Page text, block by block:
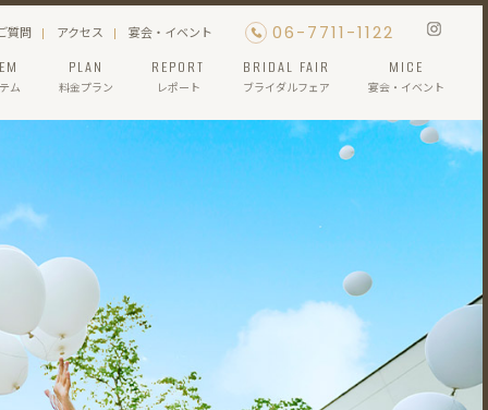
ム
PLAN
料金プラン
REPORT
レポート
BRIDAL FAIR
ブライダルフェア
MICE
宴会・イベント
質問 アクセス 宴会・イベント 06-7711-1122